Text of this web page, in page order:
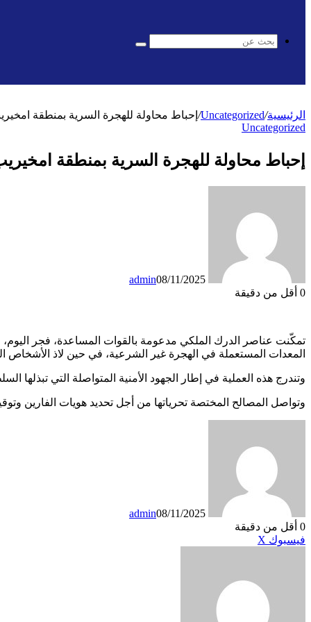
المظلم
بحث
الرئيسية/
Uncategorized
/ إحباط محاولة للهجرة السرية بمنطقة
Uncategorized
إحباط محاولة للهجرة السرية بمنطقة
admin08/11/2025
0 أقل من دقيقة
تمكّنت عناصر الدرك الملكي مدعومة بالقوات المساعدة، فجر
المعدات المستعملة في الهجرة غير الشرعية، في حين لاذ الأشخاص
وتندرج هذه العملية في إطار الجهود الأمنية المتواصلة التي
وتواصل المصالح المختصة تحرياتها من أجل تحديد هويات الفارين
admin08/11/2025
0 أقل من دقيقة
فيسبوك X